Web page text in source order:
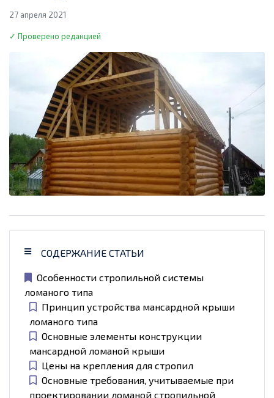
27 апреля 2021
✓ Проверено редакцией
СОДЕРЖАНИЕ СТАТЬИ
Особенности стропильной системы
ломаного типа
Принцип устройства мансардной крыши
ломаного типа
Основные элементы конструкции
мансардной ломаной крыши
Цены на крепления для стропил
Основные требования, учитываемые при
проектировании ломаной стропильной